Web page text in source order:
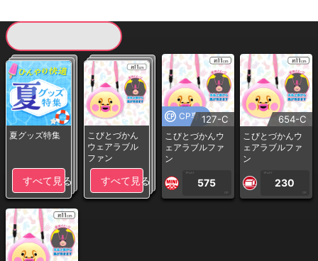
夏グッズ特集
すべて見る
こびとづかん
ウェアラブル
ファン
すべて見る
CP専用127-C
こびとづかんウ
ェアラブルファ
ン
1PLAY
575
CP
654-C
こびとづかんウ
ェアラブルファ
ン
1PLAY
230
CP